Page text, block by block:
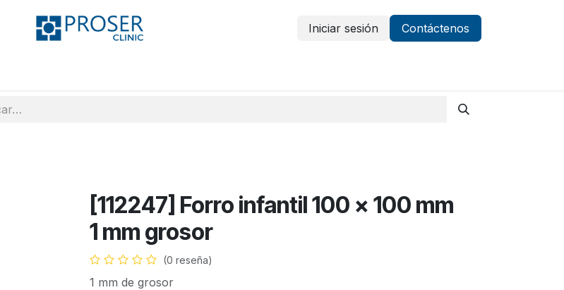
Iniciar sesión Contáctenos
[112247] Forro infantil 100 x 100 mm
1 mm grosor
(0 reseña)
1 mm de grosor